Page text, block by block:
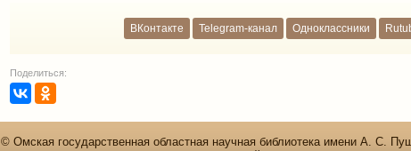
ВКонтакте Telegram-канал Одноклассники
Поделиться:
© Омская государственная областная научная библиотека имени А. С.